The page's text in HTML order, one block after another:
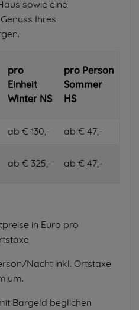
sowie eine
Ihres
pro
Einheit
Winter NS
pro Person
Sommer
HS
ab € 130,- ab € 47,-
ab € 325,- ab € 47,-
in Euro pro
Nacht inkl. Ortstaxe
Bargeld beglichen